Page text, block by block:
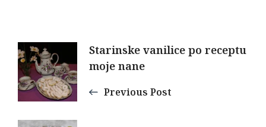
Post
Navigation
Starinske vanilice po receptu
moje nane
Previous Post